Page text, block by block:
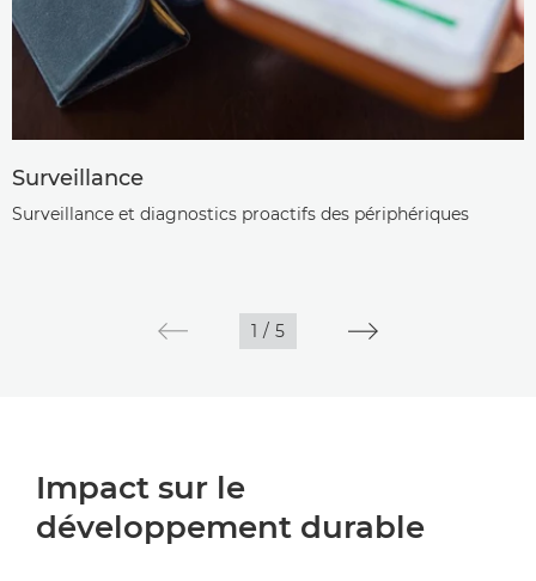
Surveillance
Surveillance et diagnostics proactifs des périphériques
1 / 5
Impact sur le
développement durable